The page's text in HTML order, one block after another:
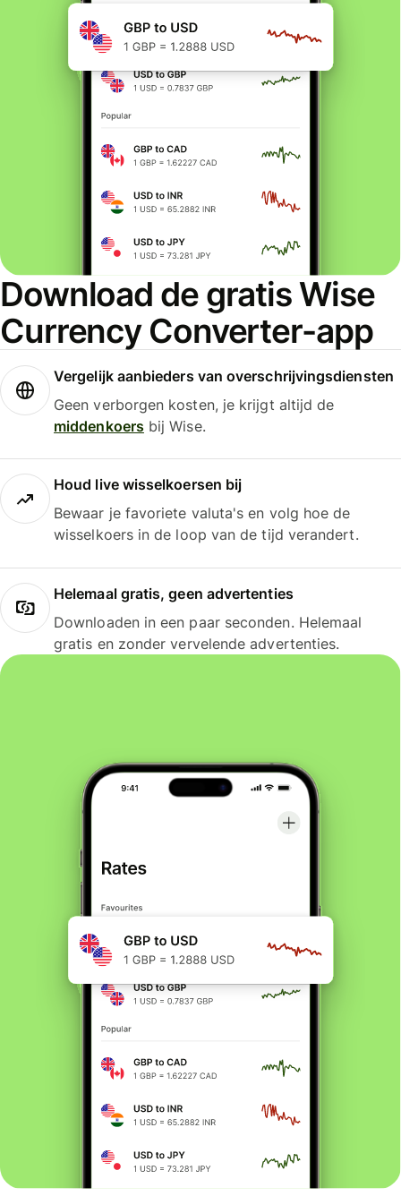
Download de gratis Wise
Currency Converter-app
Vergelijk aanbieders van overschrijvingsdiensten
Geen verborgen kosten, je krijgt altijd de
middenkoersbij Wise.
Houd live wisselkoersen bij
Bewaar je favoriete valuta's en volg hoe de
wisselkoers in de loop van de tijd verandert.
Helemaal gratis, geen advertenties
Downloaden in een paar seconden. Helemaal
gratis en zonder vervelende advertenties.